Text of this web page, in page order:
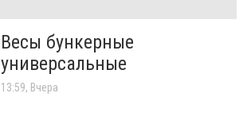
Весы бункерные
универсальные
13:59, Вчера